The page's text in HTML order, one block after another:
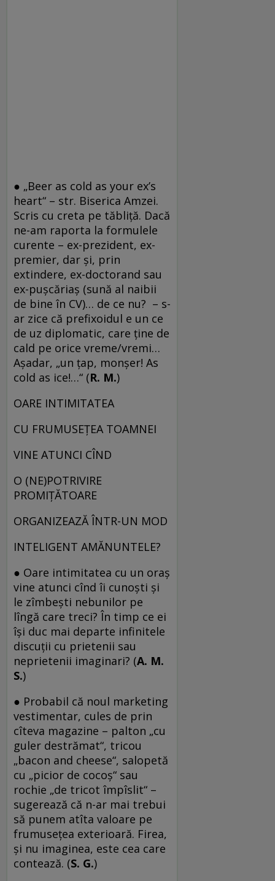
● „Beer as cold as your ex’s
heart“ – str. Biserica Amzei.
Scris cu creta pe tăbliță. Dacă
ne-am raporta la formulele
curente – ex-prezident, ex-
premier, dar și, prin
extindere, ex-doctorand sau
ex-pușcăriaș (sună al naibii
de bine în CV)… de ce nu? – s-
ar zice că prefixoidul e un ce
de uz diplomatic, care ține de
cald pe orice vreme/vremi…
Așadar, „un țap, monșer! As
cold as ice!…“ (R. M.)
OARE INTIMITATEA
CU FRUMUSEȚEA TOAMNEI
VINE ATUNCI CÎND
O (NE)POTRIVIRE
PROMIȚĂTOARE
ORGANIZEAZĂ ÎNTR-UN MOD
INTELIGENT AMĂNUNTELE?
● Oare intimitatea cu un oraș
vine atunci cînd îi cunoști și
le zîmbești nebunilor pe
lîngă care treci? În timp ce ei
își duc mai departe infinitele
discuții cu prie­tenii sau
neprietenii imaginari? (A. M.
S.)
● Probabil că noul marketing
vestimentar, cules de prin
cîteva magazine – palton „cu
guler destrămat“, tricou
„bacon and cheese“, salopetă
cu „picior de cocoș“ sau
rochie „de tricot împîslit“ –
sugerează că n-ar mai trebui
să punem atîta valoare pe
frumusețea exterioară. Firea,
și nu imaginea, este cea care
contează. (S. G.)